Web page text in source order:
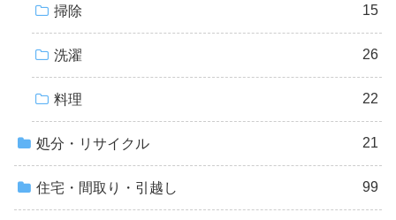
掃除 15
洗濯 26
料理 22
処分・リサイクル 21
住宅・間取り・引越し 99